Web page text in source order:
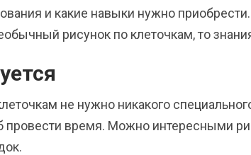
и какие навыки нужно
рисунок по клеточкам, то
не нужно никакого
провести время. Можно интересными